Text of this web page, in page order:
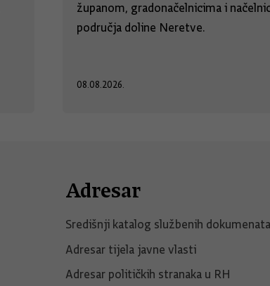
županom, gradonačelnicima i
područja doline Neretve.
08.08.2026.
Adresar
Središnji katalog službenih
Adresar tijela javne vlasti
Adresar političkih stranaka u RH